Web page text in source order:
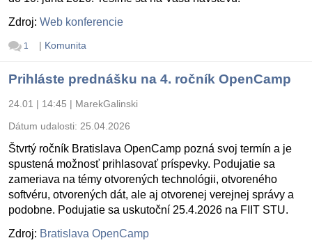
Zdroj: Web konferencie
1 | Komunita
Prihláste prednášku na 4. ročník OpenCamp
24.01 | 14:45 | MarekGalinski
Dátum udalosti: 25.04.2026
Štvrtý ročník Bratislava OpenCamp pozná svoj termín a je
spustená možnosť prihlasovať príspevky. Podujatie sa
zameriava na témy otvorených technológii, otvoreného
softvéru, otvorených dát, ale aj otvorenej verejnej správy a
podobne. Podujatie sa uskutoční 25.4.2026 na FIIT STU.
Zdroj: Bratislava OpenCamp